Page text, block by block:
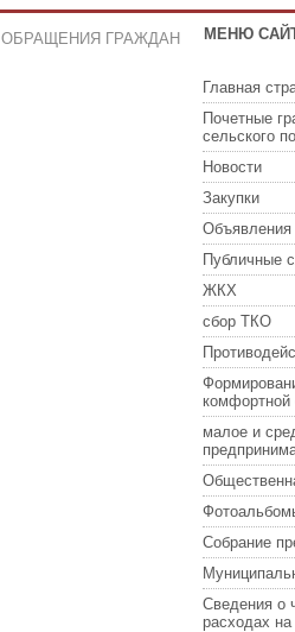
ОБРАЩЕНИЯ ГРАЖДАН МЕНЮ
Главная
Почетные
сельского
Новости
Закупки
Объявления
Публичные
ЖКХ
сбор ТКО
малое и
Собрание
Сведения о
расходах